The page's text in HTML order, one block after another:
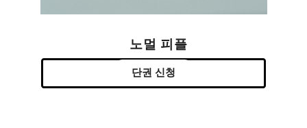
노멀 피플
단권 신청